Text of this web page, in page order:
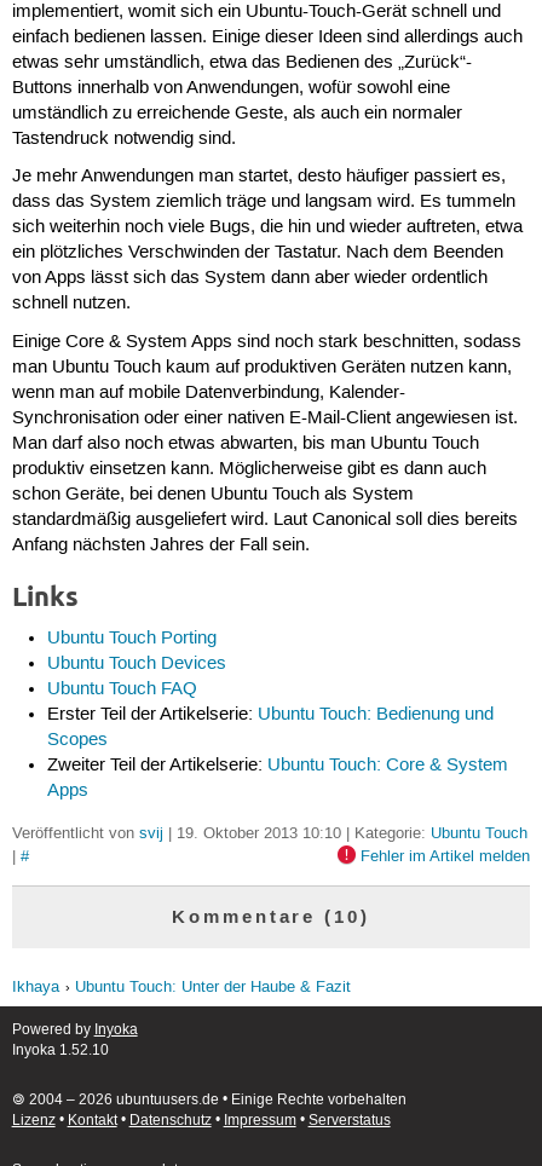
implementiert, womit sich ein Ubuntu-Touch-Gerät schnell und
einfach bedienen lassen. Einige dieser Ideen sind allerdings auch
etwas sehr umständlich, etwa das Bedienen des „Zurück“-
Buttons innerhalb von Anwendungen, wofür sowohl eine
umständlich zu erreichende Geste, als auch ein normaler
Tastendruck notwendig sind.
Je mehr Anwendungen man startet, desto häufiger passiert es,
dass das System ziemlich träge und langsam wird. Es tummeln
sich weiterhin noch viele Bugs, die hin und wieder auftreten, etwa
ein plötzliches Verschwinden der Tastatur. Nach dem Beenden
von Apps lässt sich das System dann aber wieder ordentlich
schnell nutzen.
Einige Core & System Apps sind noch stark beschnitten, sodass
man Ubuntu Touch kaum auf produktiven Geräten nutzen kann,
wenn man auf mobile Datenverbindung, Kalender-
Synchronisation oder einer nativen E-Mail-Client angewiesen ist.
Man darf also noch etwas abwarten, bis man Ubuntu Touch
produktiv einsetzen kann. Möglicherweise gibt es dann auch
schon Geräte, bei denen Ubuntu Touch als System
standardmäßig ausgeliefert wird. Laut Canonical soll dies bereits
Anfang nächsten Jahres der Fall sein.
Links
Ubuntu Touch Porting
Ubuntu Touch Devices
Ubuntu Touch FAQ
Erster Teil der Artikelserie: Ubuntu Touch: Bedienung und
Scopes
Zweiter Teil der Artikelserie: Ubuntu Touch: Core & System
Apps
Veröffentlicht von svij | 19. Oktober 2013 10:10 | Kategorie: Ubuntu Touch
| # Fehler im Artikel melden
Kommentare (10)
Ikhaya Ubuntu Touch: Unter der Haube & Fazit
Powered by Inyoka
Inyoka 1.52.10
🄯 2004 – 2026 ubuntuusers.de • Einige Rechte vorbehalten
Lizenz• Kontakt• Datenschutz• Impressum• Serverstatus